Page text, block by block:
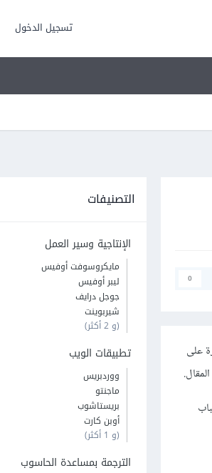
تسجيل الدخول
0
على
التصنيفات
الإنتاجية وسير العمل
مايكروسوفت أوفيس
ليبر أوفيس
جوجل درايف
شيربوينت
(و 2 أكثر)
تطبيقات الويب
ووردبريس
ماجنتو
بريستاشوب
أوبن كارت
(و 1 أكثر)
الترجمة بمساعدة الحاسوب